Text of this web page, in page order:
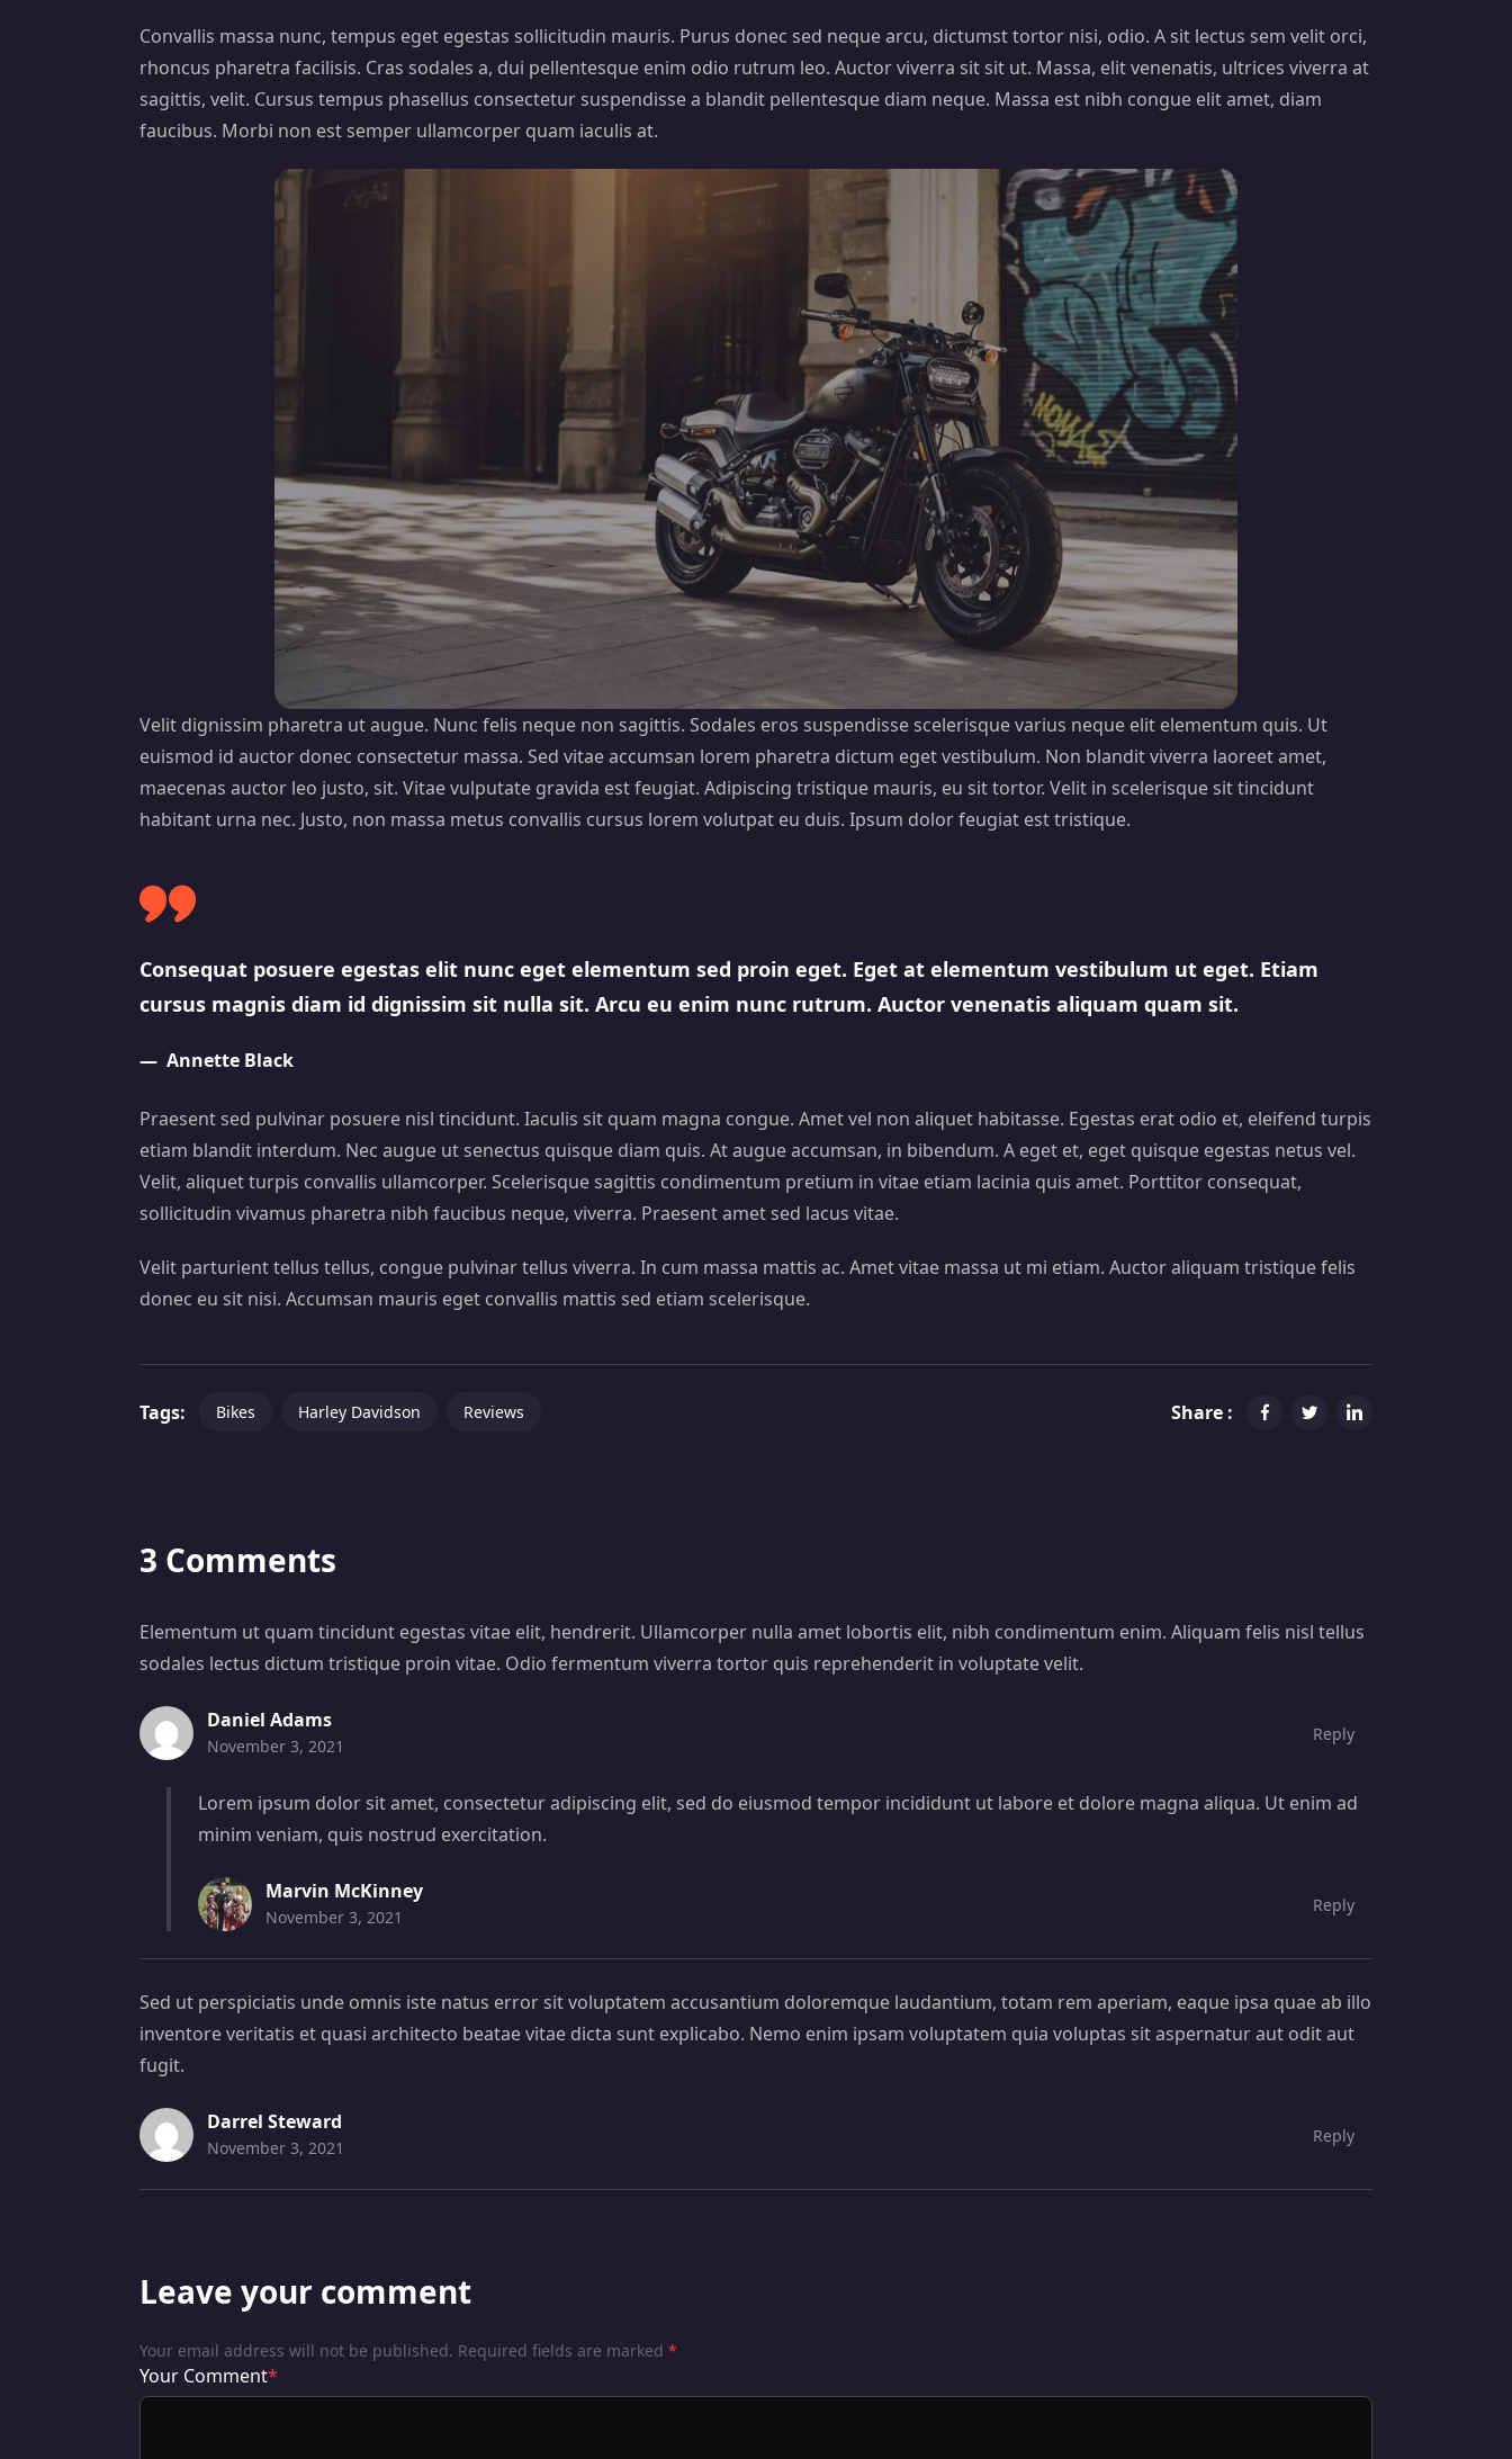
Convallis massa nunc, tempus eget egestas sollicitudin mauris. Purus donec sed neque arcu, dictumst tortor nisi, odio. A sit lectus sem velit orci,
rhoncus pharetra facilisis. Cras sodales a, dui pellentesque enim odio rutrum leo. Auctor viverra sit sit ut. Massa, elit venenatis, ultrices viverra at
sagittis, velit. Cursus tempus phasellus consectetur suspendisse a blandit pellentesque diam neque. Massa est nibh congue elit amet, diam
faucibus. Morbi non est semper ullamcorper quam iaculis at.
Velit dignissim pharetra ut augue. Nunc felis neque non sagittis. Sodales eros suspendisse scelerisque varius neque elit elementum quis. Ut
euismod id auctor donec consectetur massa. Sed vitae accumsan lorem pharetra dictum eget vestibulum. Non blandit viverra laoreet amet,
maecenas auctor leo justo, sit. Vitae vulputate gravida est feugiat. Adipiscing tristique mauris, eu sit tortor. Velit in scelerisque sit tincidunt
habitant urna nec. Justo, non massa metus convallis cursus lorem volutpat eu duis. Ipsum dolor feugiat est tristique.
Consequat posuere egestas elit nunc eget elementum sed proin eget. Eget at elementum vestibulum ut eget. Etiam
cursus magnis diam id dignissim sit nulla sit. Arcu eu enim nunc rutrum. Auctor venenatis aliquam quam sit.
Annette Black
Praesent sed pulvinar posuere nisl tincidunt. Iaculis sit quam magna congue. Amet vel non aliquet habitasse. Egestas erat odio et, eleifend turpis
etiam blandit interdum. Nec augue ut senectus quisque diam quis. At augue accumsan, in bibendum. A eget et, eget quisque egestas netus vel.
Velit, aliquet turpis convallis ullamcorper. Scelerisque sagittis condimentum pretium in vitae etiam lacinia quis amet. Porttitor consequat,
sollicitudin vivamus pharetra nibh faucibus neque, viverra. Praesent amet sed lacus vitae.
Velit parturient tellus tellus, congue pulvinar tellus viverra. In cum massa mattis ac. Amet vitae massa ut mi etiam. Auctor aliquam tristique felis
donec eu sit nisi. Accumsan mauris eget convallis mattis sed etiam scelerisque.
Tags: Bikes Harley Davidson Reviews Share :
3 Comments
Elementum ut quam tincidunt egestas vitae elit, hendrerit. Ullamcorper nulla amet lobortis elit, nibh condimentum enim. Aliquam felis nisl tellus
sodales lectus dictum tristique proin vitae. Odio fermentum viverra tortor quis reprehenderit in voluptate velit.
Daniel Adams
November 3, 2021
Reply
Lorem ipsum dolor sit amet, consectetur adipiscing elit, sed do eiusmod tempor incididunt ut labore et dolore magna aliqua. Ut enim ad
minim veniam, quis nostrud exercitation.
Marvin McKinney
November 3, 2021
Reply
Sed ut perspiciatis unde omnis iste natus error sit voluptatem accusantium doloremque laudantium, totam rem aperiam, eaque ipsa quae ab illo
inventore veritatis et quasi architecto beatae vitae dicta sunt explicabo. Nemo enim ipsam voluptatem quia voluptas sit aspernatur aut odit aut
fugit.
Darrel Steward
November 3, 2021
Reply
Leave your comment
Your email address will not be published. Required fields are marked *
Your Comment*